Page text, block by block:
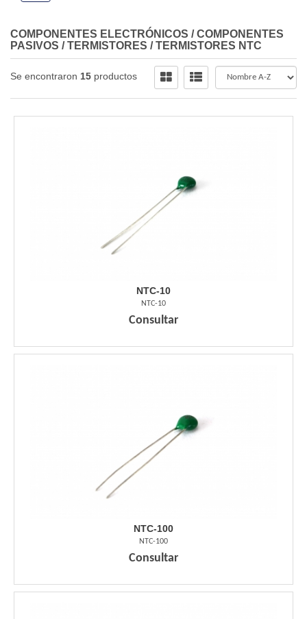
COMPONENTES ELECTRÓNICOS /COMPONENTES
PASIVOS /TERMISTORES /TERMISTORES NTC
Se encontraron 15 productos
NTC-10
NTC-10
Consultar
NTC-100
NTC-100
Consultar